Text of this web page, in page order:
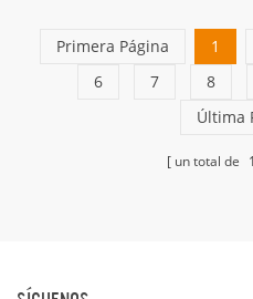
Primera Página 1
6
7 8
Última
un total de